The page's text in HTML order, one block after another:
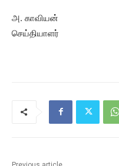
அ. காவியன்
செய்தியாளர்